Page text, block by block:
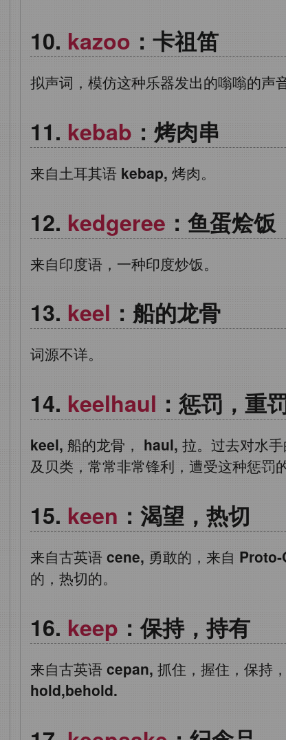
kazoo ：卡祖笛
拟声词，模仿这种乐器发出的嗡嗡的声音
kebab ：烤肉串
来自土耳其语 kebap, 烤肉。
kedgeree ：鱼蛋烩饭
来自印度语，一种印度炒饭。
keel ：船的龙骨
词源不详。
keelhaul ：惩罚，重
keel, 船的龙骨， haul, 拉。过去对水
及贝类，常常非常锋利，遭受这种惩罚
keen ：渴望，热切
来自古英语 cene, 勇敢的，来自
的，热切的。
keep ：保持，持有
来自古英语 cepan, 抓住，握住，保持
hold,behold.